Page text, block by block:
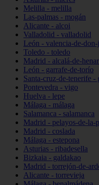
Melilla - melilla
Las-palmas - mogán
Alicante - alcoi
Valladolid - valladolid
León - valencia-de-don-
Toledo - toledo
Madrid - alcalá-de-
León - garrafe-de-torío
Santa-cruz-de-tenerife -
Pontevedra - vigo
Huelva - lepe
Málaga - málaga
Salamanca - salamanca
Madrid - pelayos-de-la-
Madrid - coslada
Málaga - estepona
Asturias - ribadesella
Bizkaia - galdakao
Madrid - torrejón-de-
Alicante - torrevieja